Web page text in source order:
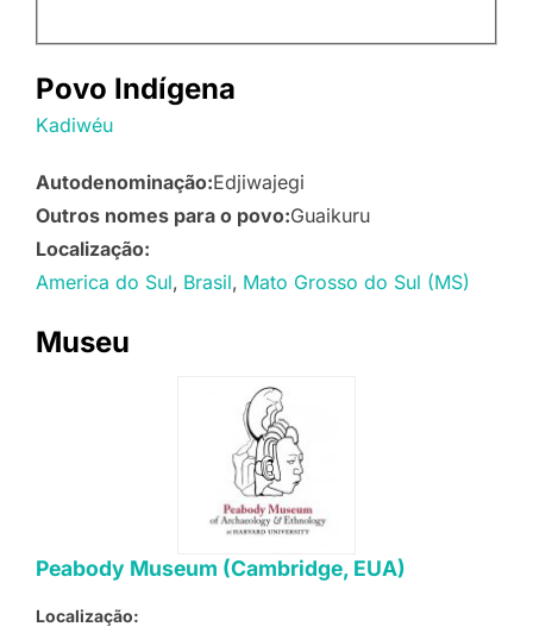
Povo Indígena
Kadiwéu
Autodenominação:Edjiwajegi
Outros nomes para o povo:Guaikuru
Localização:
America do Sul Brasil Mato Grosso do Sul (MS)
Museu
Peabody Museum (Cambridge, EUA)
Localização: